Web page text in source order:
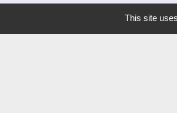
This site